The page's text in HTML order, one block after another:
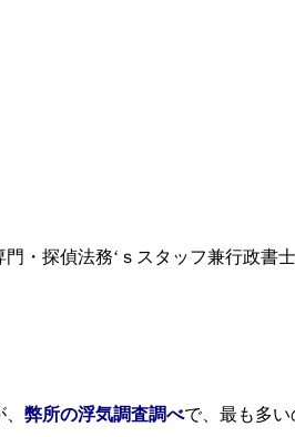
・探偵法務‘ｓスタッフ兼行政書
弊所の浮気調査調べで、最も多い